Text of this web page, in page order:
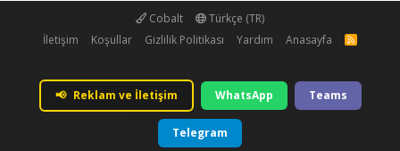
Cobalt
Türkçe (TR)
İletişim
Koşullar Gizlilik Politikası Yardım Anasayfa
R
📢 Reklam ve İletişim WhatsApp Teams
Telegram